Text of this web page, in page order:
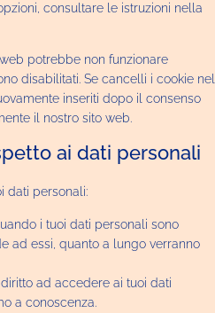
consultare le istruzioni nella
potrebbe non funzionare
disabilitati. Se cancelli i cookie nel
inseriti dopo il consenso
il nostro sito web.
ai dati personali
dati personali:
i tuoi dati personali sono
ad essi, quanto a lungo verranno
ad accedere ai tuoi dati
a conoscenza.